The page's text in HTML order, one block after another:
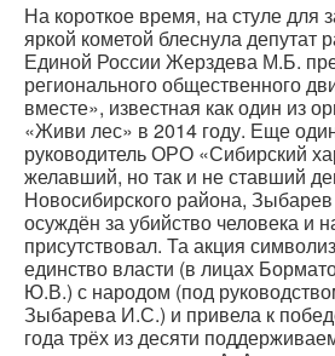
На короткое время, на стуле для
яркой кометой блеснула депутат
Единой России Жерздева М.Б.
регионального общественного
вместе», известная как один из
«Живи лес» в 2014 году. Еще
руководитель ОРО «Сибирский
желавший, но так и не ставший
Новосибирского района,
осуждён за убийство человека и
присутствовал. Та акция
единство власти (в лицах
Ю.В.) с народом (под
Зыбарева И.С.) и привела к
года трёх из десяти